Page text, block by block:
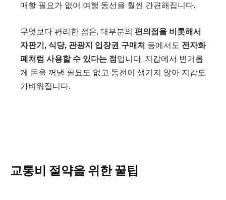
매할 필요가 없어 여행 동선을 훨씬 간편해집니다.
무엇보다 편리한 점은, 대부분의 편의점을 비롯해서
자판기, 식당, 관광지 입장권 구매처 등에서도 전자화
폐처럼 사용할 수 있다는 점입니다. 지갑에서 번거롭
게 돈을 꺼낼 필요도 없고 동전이 생기지 않아 지갑도
가벼워집니다.
교통비 절약을 위한 꿀팁